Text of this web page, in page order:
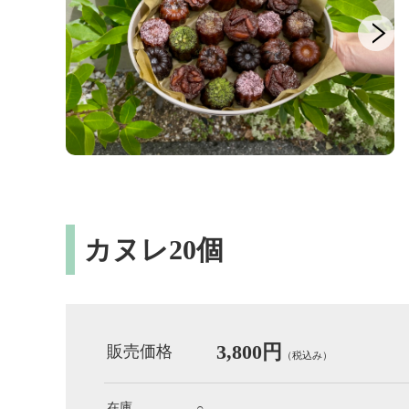
カヌレ20個
販売価格 3,800円 （税込み）